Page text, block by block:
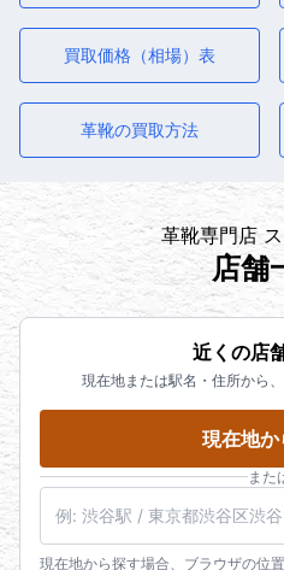
買取価格（相場）表
革靴の買取方法
革靴専門店
店舗
近くの店
現在地または駅名・住所から
現在地
また
現在地から探す場合、ブラウザの位